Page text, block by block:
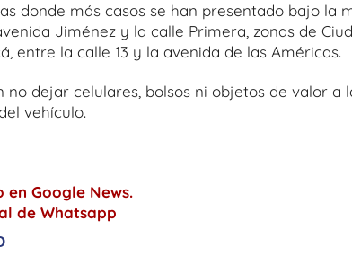
donde más casos se han presentado bajo la
Jiménez y la calle Primera, zonas de
entre la calle 13 y la avenida de las Américas.
dejar celulares, bolsos ni objetos de valor a
vehículo.
en Google News.
de Whatsapp